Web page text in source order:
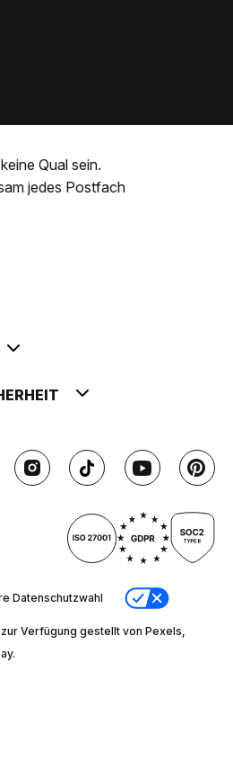
Qual sein.
jedes Postfach
Datenschutzwahl
Verfügung gestellt von Pexels,